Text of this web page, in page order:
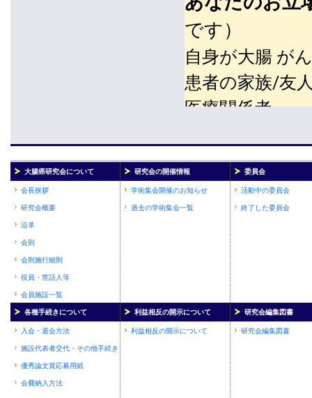
大腸癌研究会について 研究会の開催情報 委員会
会長挨拶
研究会概要
沿革
会則
会則施行細則
役員・世話人等
会員施設一覧
学術集会開催のお知らせ
過去の学術集会一覧
活動中の委員会
終了した委員会
各種手続きについて 利益相反の開示について 研究会編集図書
入会・退会方法
施設代表者交代・その他手続き
優秀論文賞応募用紙
会費納入方法
利益相反の開示について 研究会編集図書